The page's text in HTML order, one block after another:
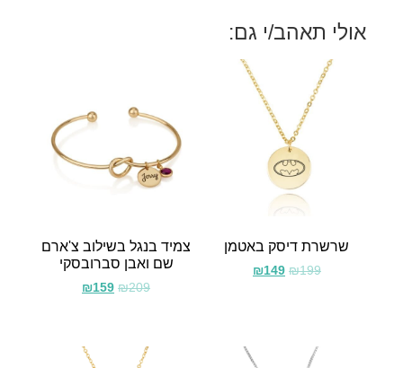
אולי תאהב/י גם:
שרשרת דיסק באטמן
₪199
₪149
צמיד בנגל בשילוב צ'ארם
שם ואבן סברובסקי
₪209
₪159